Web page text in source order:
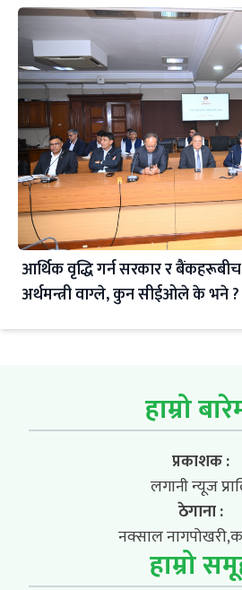
आर्थिक वृद्धि गर्न सरकार र
अर्थमन्त्री वाग्ले, कुन सीईओले के भने ?
हाम्रो
प्रकाशक :
लगानी न्यूज
ठेगाना :
नक्साल
हाम्रो